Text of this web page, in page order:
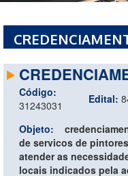
Código:
31243031
Edital:
Objeto:
de servicos de
atender as
locais indicados pela